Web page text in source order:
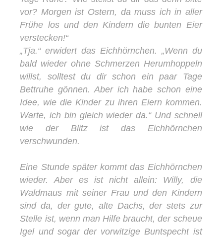
vor? Morgen ist Ostern, da muss ich in aller
Frühe los und den Kindern die bunten Eier
verstecken!“
„Tja.“ erwidert das Eichhörnchen. „Wenn du
bald wieder ohne Schmerzen Herumhoppeln
willst, solltest du dir schon ein paar Tage
Bettruhe gönnen. Aber ich habe schon eine
Idee, wie die Kinder zu ihren Eiern kommen.
Warte, ich bin gleich wieder da.“ Und schnell
wie der Blitz ist das Eichhörnchen
verschwunden.
Eine Stunde später kommt das Eichhörnchen
wieder. Aber es ist nicht allein: Willy, die
Waldmaus mit seiner Frau und den Kindern
sind da, der gute, alte Dachs, der stets zur
Stelle ist, wenn man Hilfe braucht, der scheue
Igel und sogar der vorwitzige Buntspecht ist